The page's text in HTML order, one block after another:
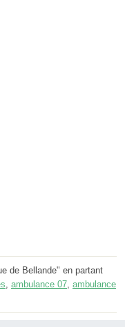
de Bellande" en partant
ambulance 07 ambulance